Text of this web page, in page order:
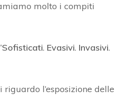
molto i compiti
Sofisticati. Evasivi. Invasivi.
l’esposizione delle